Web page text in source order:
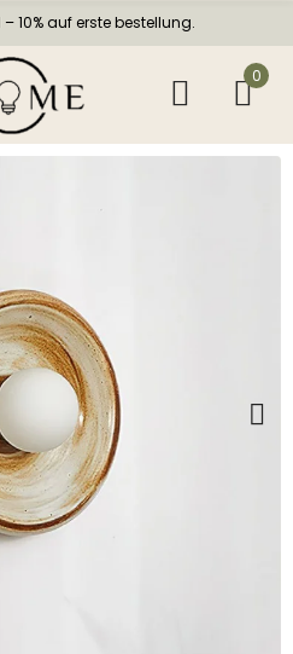
10% auf erste bestellung.
0